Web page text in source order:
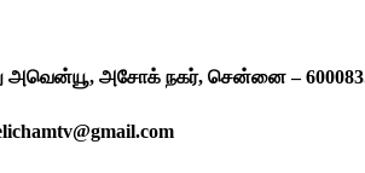
அவென்யூ, அசோக் நகர், சென்னை –